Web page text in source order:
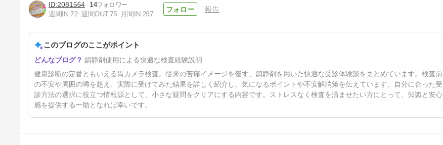
使用の胃カメラ体験談まとめ！
27日前
2081564
14
週間IN:72 週間OUT:75 月間IN:297
報告
このブログのここがポイント
鎮静剤使用による快適な検査経験説明
健康診断の定番ともいえる胃カメラ検査。従来の苦痛イメージを覆す、鎮静剤を用いた快適な受診体験談をまとめています。検査前
の不安や周囲の噂を超え、実際に受けてみた結果を詳しく紹介し、気になるポイントや不安解消策を伝えています。自分に合った受
診方法の選択に役立つ情報源として、小さな疑問をクリアにする内容です。ストレスなく検査を済ませたい方にとって、知識と安心
感を提供する一助となれば幸いです。